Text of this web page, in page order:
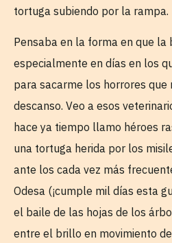
tortuga subiendo por la rampa.
Pensaba en la forma en que
especialmente en días en los
para sacarme los horrores que
descanso. Veo a esos
hace ya tiempo llamo héroes
una tortuga herida por los
ante los cada vez más
Odesa (¡cumple mil días esta
el baile de las hojas de los
entre el brillo en movimiento